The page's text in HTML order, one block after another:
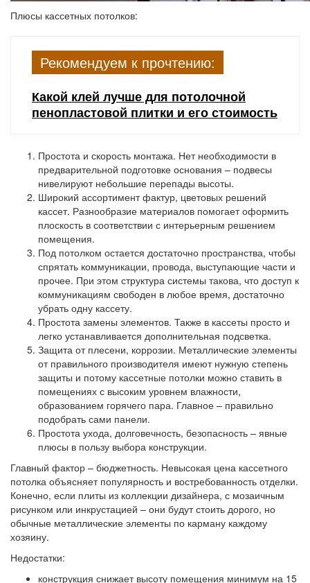
Плюсы кассетных потолков:
Рекомендуем к прочтению:
Какой клей лучше для потолочной
пенопластовой плитки и его стоимость
Простота и скорость монтажа. Нет необходимости в
предварительной подготовке основания – подвесы
нивелируют небольшие перепады высоты.
Широкий ассортимент фактур, цветовых решений
кассет. Разнообразие материалов помогает оформить
плоскость в соответствии с интерьерным решением
помещения.
Под потолком остается достаточно пространства, чтобы
спрятать коммуникации, провода, выступающие части и
прочее. При этом структура системы такова, что доступ к
коммуникациям свободен в любое время, достаточно
убрать одну кассету.
Простота замены элементов. Также в кассеты просто и
легко устанавливается дополнительная подсветка.
Защита от плесени, коррозии. Металлические элементы
от правильного производителя имеют нужную степень
защиты и потому кассетные потолки можно ставить в
помещениях с высоким уровнем влажности,
образованием горячего пара. Главное – правильно
подобрать сами панели.
Простота ухода, долговечность, безопасность – явные
плюсы в пользу выбора конструкции.
Главный фактор – бюджетность. Невысокая цена кассетного
потолка объясняет популярность и востребованность отделки.
Конечно, если плиты из коллекции дизайнера, с мозаичным
рисунком или инкрустацией – они будут стоить дорого, но
обычные металлические элементы по карману каждому
хозяину.
Недостатки:
конструкция снижает высоту помещения минимум на 15